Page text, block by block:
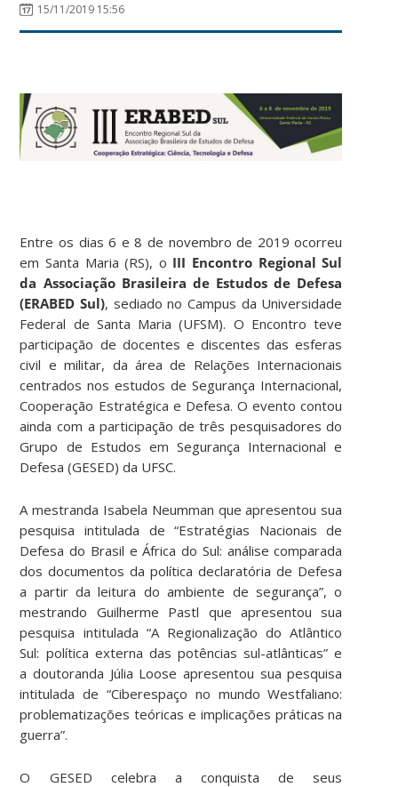
15/11/2019 15:56
Entre os dias 6 e 8 de novembro de 2019 ocorreu
em Santa Maria (RS), o III Encontro Regional Sul
da Associação Brasileira de Estudos de Defesa
(ERABED Sul), sediado no Campus da Universidade
Federal de Santa Maria (UFSM). O Encontro teve
participação de docentes e discentes das esferas
civil e militar, da área de Relações Internacionais
centrados nos estudos de Segurança Internacional,
Cooperação Estratégica e Defesa. O evento contou
ainda com a participação de três pesquisadores do
Grupo de Estudos em Segurança Internacional e
Defesa (GESED) da UFSC.
A mestranda Isabela Neumman que apresentou sua
pesquisa intitulada de “Estratégias Nacionais de
Defesa do Brasil e África do Sul: análise comparada
dos documentos da política declaratória de Defesa
a partir da leitura do ambiente de segurança”, o
mestrando Guilherme Pastl que apresentou sua
pesquisa intitulada “A Regionalização do Atlântico
Sul: política externa das potências sul-atlânticas” e
a doutoranda Júlia Loose apresentou sua pesquisa
intitulada de “Ciberespaço no mundo Westfaliano:
problematizações teóricas e implicações práticas na
guerra”.
O GESED celebra a conquista de seus